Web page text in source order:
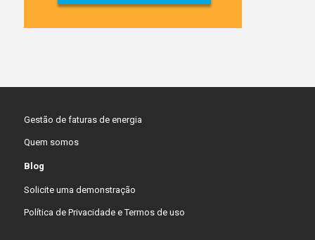
Gestão de faturas de energia
Quem somos
Blog
Solicite uma demonstração
Política de Privacidade e Termos de uso